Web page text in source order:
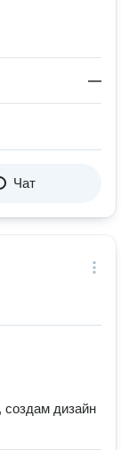
—
Чат
создам дизайн